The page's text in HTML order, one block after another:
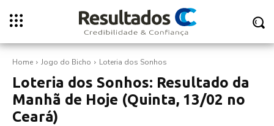
Home Jogo do Bicho Loteria dos Sonhos
Loteria dos Sonhos: Resultado da
Manhã de Hoje (Quinta, 13/02 no
Ceará)